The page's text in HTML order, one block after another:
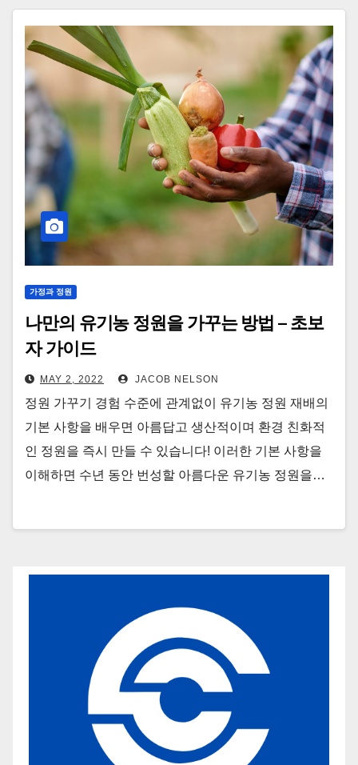
가정과 정원
나만의 유기농 정원을 가꾸는 방법 – 초보
자 가이드
MAY 2, 2022 JACOB NELSON
정원 가꾸기 경험 수준에 관계없이 유기농 정원 재배의
기본 사항을 배우면 아름답고 생산적이며 환경 친화적
인 정원을 즉시 만들 수 있습니다! 이러한 기본 사항을
이해하면 수년 동안 번성할 아름다운 유기농 정원을…